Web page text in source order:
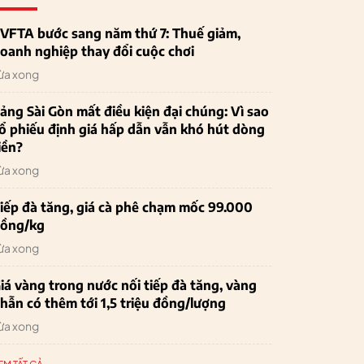
bước sang năm thứ 7: Thuế giảm,
nghiệp thay đổi cuộc chơi
xong
Sài Gòn mất điều kiện đại chúng: Vì sao
phiếu định giá hấp dẫn vẫn khó hút dòng
xong
đà tăng, giá cà phê chạm mốc 99.000
kg
xong
vàng trong nước nối tiếp đà tăng, vàng
có thêm tới 1,5 triệu đồng/lượng
xong